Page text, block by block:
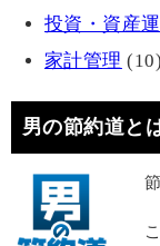
投資・資産
家計管理 (10)
男の節約道と